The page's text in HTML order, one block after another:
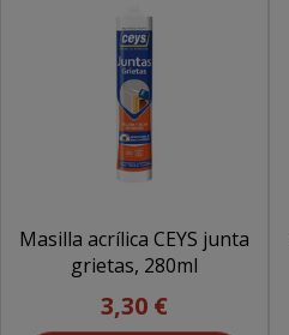
Masilla acrílica CEYS junta
grietas, 280ml
3,30 €